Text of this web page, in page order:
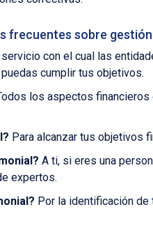
frecuentes sobre
servicio con el cual las
cumplir tus objetivos.
los aspectos financieros
Para alcanzar tus objetivos
A ti, si eres una
expertos.
Por la identificación de